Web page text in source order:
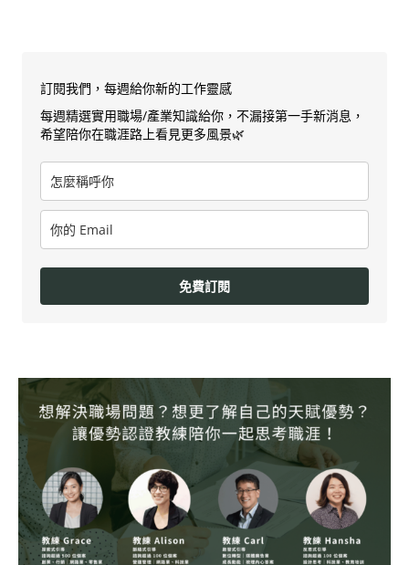
訂閱我們，每週給你新的工作靈感
每週精選實用職場/產業知識給你，不漏接第一手新消息，
希望陪你在職涯路上看見更多風景🌿
免費訂閱